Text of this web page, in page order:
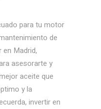
para tu motor
de
Madrid,
asesorarte y
aceite que
y la
invertir en